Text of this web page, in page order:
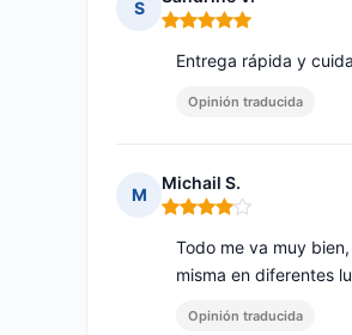
S
Nota: 5 de 5
Entrega rápida y
Opinión traducida
M
Michail S.
Nota: 4 de 5
Todo me va muy
misma en diferentes
Opinión traducida